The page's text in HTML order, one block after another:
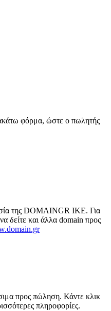
φόρμα, ώστε ο πωλητής
της DOMAINGR ΙΚΕ. Για
δείτε και άλλα domain προς
προς πώληση. Κάντε κλικ
πληροφορίες.